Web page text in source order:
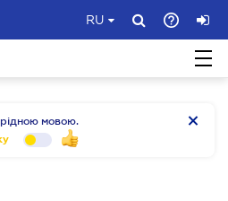
RU
рідною мовою.